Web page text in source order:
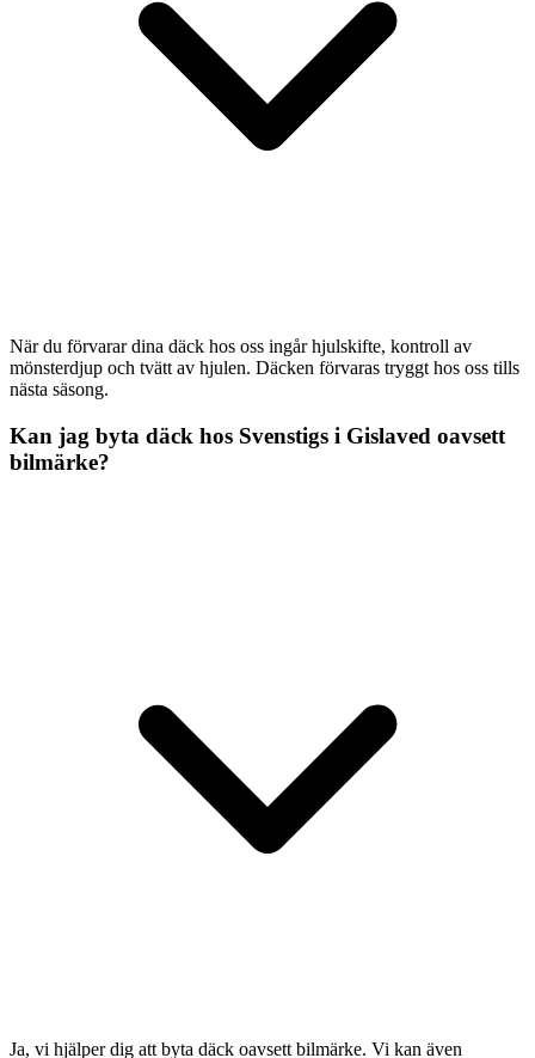
När du förvarar dina däck hos oss ingår hjulskifte, kontroll av
mönsterdjup och tvätt av hjulen. Däcken förvaras tryggt hos oss tills
nästa säsong.
Kan jag byta däck hos Svenstigs i Gislaved oavsett
bilmärke?
Ja, vi hjälper dig att byta däck oavsett bilmärke. Vi kan även